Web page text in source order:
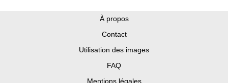
À propos
Contact
Utilisation des images
FAQ
Mentions légales